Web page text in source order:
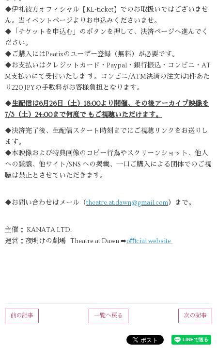
◆伊礼彼方オフィシャル【KL-ticket】でのお取扱いではございませ
ん。当イベントページよりお申込みくださいませ。
◆「チケットを申込む」のボタンを押して、決済ページへ進んでく
ださい。
◆ご購入にはPeatixのユーザー登録（無料）が必要です。
◆お支払いはクレジットカード・Paypal・銀行振込・コンビニ・AT
M支払いにて受付いたしま す。コンビニ/ATM決済の注文は1件あた
り220 JPYの手数料がお客様負担となります。
◆生配信は6月26日（土）18:00より開催、その後アーカイブ映像を
7/3（土）24:00まで何度で もご視聴いただけます。
◆決済完了後、生配信スタート時刻までにご視聴リンクをお送りし
ます。
◆本映像および特典画像のコピー行為やスクリーンショット、他人
への謙譲、他サイト/SNS への掲載、一口ご購入による団体でのご視
聴は禁止とさせていただきます。
◆お問い合わせはメール（theatre.at.dawn@gmail.com）まで。
主催： KANATA LTD.
運営：夜明けの劇場 Theatre at Dawn ➡oﬃcial website
次の記事
一覧へ戻る
前の記事